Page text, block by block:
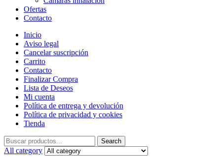
Ofertas
Contacto
Inicio
Aviso legal
Cancelar suscripción
Carrito
Contacto
Finalizar Compra
Lista de Deseos
Mi cuenta
Política de entrega y devolución
Política de privacidad y cookies
Tienda
Search
for:
Search
All category